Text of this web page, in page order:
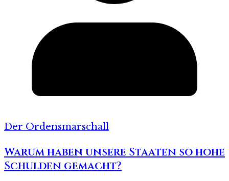
Der Ordensmarschall
Warum haben unsere Staaten so hohe
Schulden gemacht?